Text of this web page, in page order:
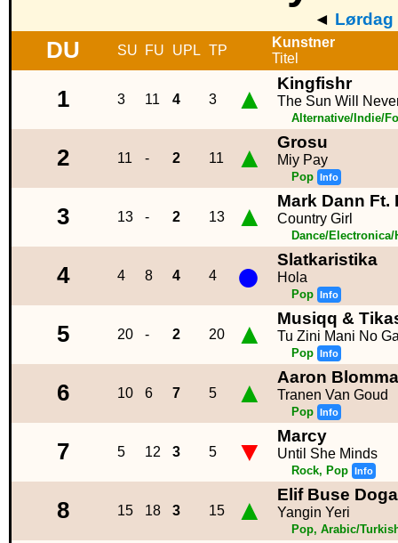
◄ Lørdag
DU SU FU UPL TP
Kunstner
Titel
1 3 11 4 3 ▲ Kingfishr
The Sun Will
Alternative/Indie/
2 11 - 2 11 ▲ Grosu
Miy Pay
Pop Info
3 13 - 2 13 ▲ Mark Dann Ft.
Country Girl
Dance/
4 4 8 4 4 ● Slatkaristika
Hola
Pop Info
5 20 - 2 20 ▲ Musiqq &
Tu Zini Mani No
Pop Info
6 10 6 7 5 ▲ Aaron
Tranen Van Goud
Pop Info
7 5 12 3 5 ▼ Marcy
Until She Minds
Rock, Pop Info
8 15 18 3 15 ▲ Elif Buse
Yangin Yeri
Pop, Arabic/